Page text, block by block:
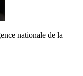
nationale de la